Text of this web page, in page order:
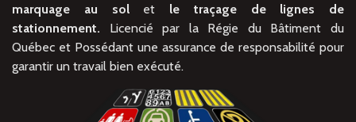
marquage au sol et le traçage de lignes de
stationnement. Licencié par la Régie du Bâtiment du
Québec et Possédant une assurance de responsabilité pour
garantir un travail bien exécuté.